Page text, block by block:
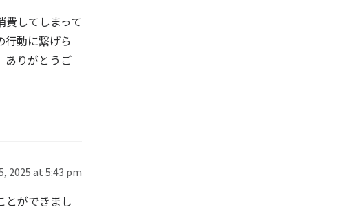
してしまって
行動に繋げら
ありがとうご
2025 at 5:43 pm
とができまし